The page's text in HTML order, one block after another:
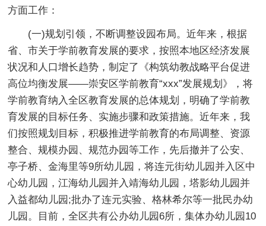
方面工作：
(一)规划引领，不断调整设园布局。近年来，根据
省、市关于学前教育发展的要求，按照本地区经济发展
状况和人口增长趋势，制定了《构筑幼教战略平台促进
高位均衡发展——崇安区学前教育“xxx”发展规划》，将
学前教育纳入全区教育发展的总体规划，明确了学前教
育发展的目标任务、实施步骤和政策措施。近年来，我
们按照规划目标，积极推进学前教育的布局调整、资源
整合、规模办园、规范办园等工作，先后撤并了公安、
亭子桥、金海里等9所幼儿园，将连元街幼儿园并入区中
心幼儿园，江海幼儿园并入靖海幼儿园，塔影幼儿园并
入益都幼儿园;批办了连元实验、格林希尔等一批民办幼
儿园。目前，全区共有公办幼儿园6所，集体办幼儿园10